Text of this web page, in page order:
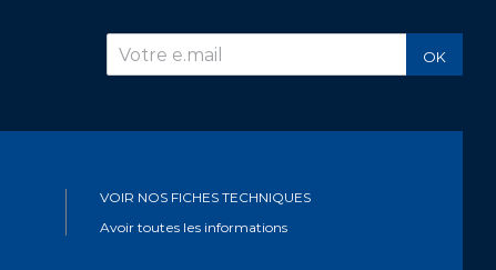
OK
VOIR NOS FICHES TECHNIQUES
Avoir toutes les informations